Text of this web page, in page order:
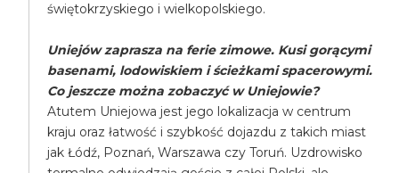
świętokrzyskiego i wielkopolskiego.
Uniejów zaprasza na ferie zimowe. Kusi gorącymi
basenami, lodowiskiem i ścieżkami spacerowymi.
Co jeszcze można zobaczyć w Uniejowie?
Atutem Uniejowa jest jego lokalizacja w centrum
kraju oraz łatwość i szybkość dojazdu z takich miast
jak Łódź, Poznań, Warszawa czy Toruń. Uzdrowisko